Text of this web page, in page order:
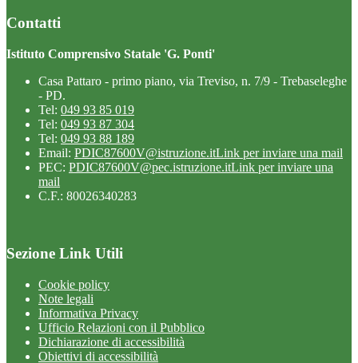
Contatti
Istituto Comprensivo Statale 'G. Ponti'
Casa Pattaro - primo piano, via Treviso, n. 7/9 - Trebaseleghe
- PD.
Tel: 049 93 85 019
Tel: 049 93 87 304
Tel: 049 93 88 189
Email: PDIC87600V@istruzione.itLink per inviare una mail
PEC: PDIC87600V@pec.istruzione.itLink per inviare una
mail
C.F.: 80026340283
Sezione Link Utili
Cookie policy
Note legali
Informativa Privacy
Ufficio Relazioni con il Pubblico
Dichiarazione di accessibilità
Obiettivi di accessibilità